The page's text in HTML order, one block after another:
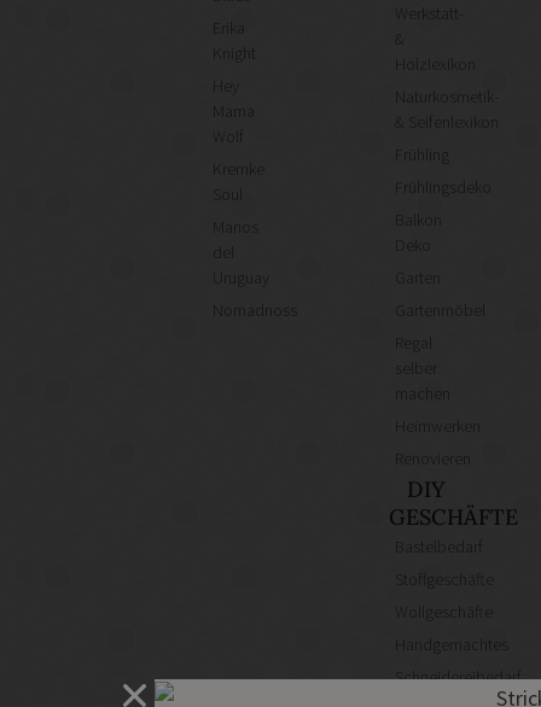
Knight
Mama
Wolf
Kremke
Manos
Uruguay
Nomadnoss
Werkstatt-
&
Holzlexikon
Naturkosmetik-
& Seifenlexikon
Frühling
Frühlingsdeko
Balkon
Deko
Garten
Gartenmöbel
Regal
Heimwerken
DIY
GESCHÄFTE
Bastelbedarf
Stoffgeschäfte
Wollgeschäfte
Handgemachtes
Schneidereibedarf